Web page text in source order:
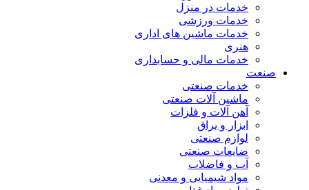
خدمات در منزل
خدمات ورزشی
خدمات ماشین های اداری
هنری
خدمات مالی و حسابداری
صنعت
خدمات صنعتی
ماشین آلات صنعتی
آهن آلات و فلزات
ابزار و یراق
لوازم صنعتی
ضایعات صنعتی
آب و فاضلاب
مواد شیمیایی و معدنی